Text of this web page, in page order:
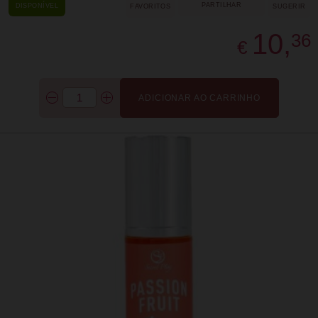
DISPONÍVEL SUGERIR
FAVORITOS
€ 10,36
ADICIONAR AO CARRINHO